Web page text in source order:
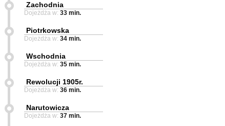
Zachodnia
Dojeżdża w: 33 min.
Piotrkowska
Dojeżdża w: 34 min.
Wschodnia
Dojeżdża w: 35 min.
Rewolucji 1905r.
Dojeżdża w: 36 min.
Narutowicza
Dojeżdża w: 37 min.